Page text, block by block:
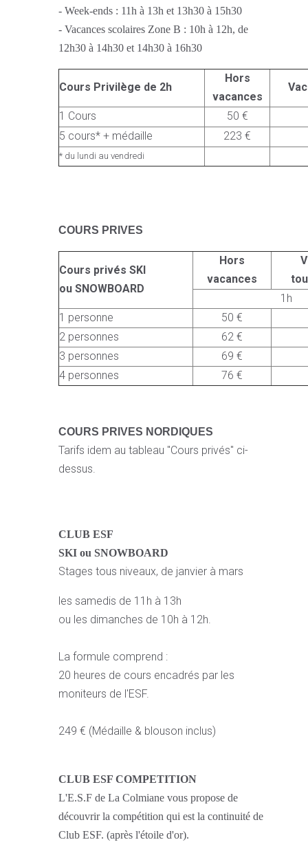
- Week-ends : 11h à 13h et 13h30 à 15h30
- Vacances scolaires Zone B : 10h à 12h, de
12h30 à 14h30 et 14h30 à 16h30
Cours Privilège de 2h
Hors
vacances
1 Cours
50 €
5 cours* + médaille
223 €
* du lundi au vendredi
COURS PRIVES
Cours privés SKI
ou SNOWBOARD
Hors
vacances
1h
1 personne
50 €
2 personnes
62 €
3 personnes
69 €
4 personnes
76 €
COURS PRIVES NORDIQUES
Tarifs idem au tableau "Cours privés" ci-
dessus.
CLUB ESF
SKI ou SNOWBOARD
Stages tous niveaux, de janvier à mars
les samedis de 11h à 13h
ou les dimanches de 10h à 12h.
La formule comprend :
20 heures de cours encadrés par les
moniteurs de l'ESF.
249 € (Médaille & blouson inclus)
CLUB ESF COMPETITION
L'E.S.F de La Colmiane vous propose de
découvrir la compétition qui est la continuité de
Club ESF. (après l'étoile d'or).